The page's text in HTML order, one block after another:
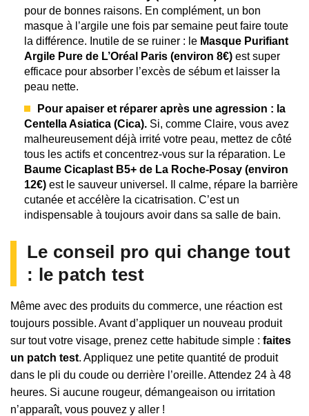
pour de bonnes raisons. En complément, un bon
masque à l’argile une fois par semaine peut faire toute
la différence. Inutile de se ruiner : le Masque Purifiant
Argile Pure de L’Oréal Paris (environ 8€) est super
efficace pour absorber l’excès de sébum et laisser la
peau nette.
Pour apaiser et réparer après une agression : la
Centella Asiatica (Cica). Si, comme Claire, vous avez
malheureusement déjà irrité votre peau, mettez de côté
tous les actifs et concentrez-vous sur la réparation. Le
Baume Cicaplast B5+ de La Roche-Posay (environ
12€) est le sauveur universel. Il calme, répare la barrière
cutanée et accélère la cicatrisation. C’est un
indispensable à toujours avoir dans sa salle de bain.
Le conseil pro qui change tout
: le patch test
Même avec des produits du commerce, une réaction est
toujours possible. Avant d’appliquer un nouveau produit
sur tout votre visage, prenez cette habitude simple : faites
un patch test. Appliquez une petite quantité de produit
dans le pli du coude ou derrière l’oreille. Attendez 24 à 48
heures. Si aucune rougeur, démangeaison ou irritation
n’apparaît, vous pouvez y aller !